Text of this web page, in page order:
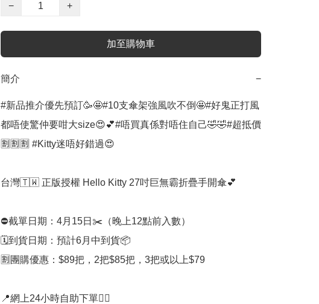
−
+
加至購物車
簡介 −
#新品推介優先預訂🥳🤩#10支傘架強風吹不倒🤩#好鬼正打風
都唔使驚仲要咁大size😍💕#唔買真係對唔住自己🤣🤣#超抵價
🈹🈹🈹 #Kitty迷唔好錯過😍
台灣🇹🇼 正版授權 Hello Kitty 27吋巨無霸折疊手開傘💕
⛔️截單日期：4月15日✂️（晚上12點前入數）
🗓️到貨日期：預計6月中到貨📦
🈹團購優惠：$89把，2把$85把，3把或以上$79
📍網上24小時自助下單👍🏻